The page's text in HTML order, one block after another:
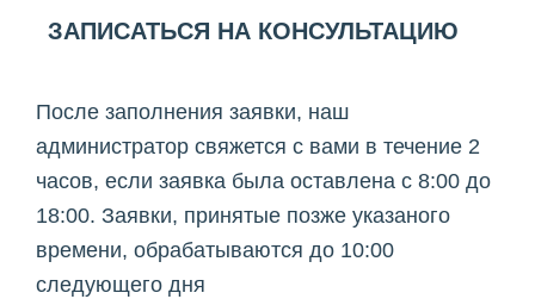
ЗАПИСАТЬСЯ НА КОНСУЛЬТАЦИЮ
После заполнения заявки, наш
администратор свяжется с вами в течение 2
часов, если заявка была оставлена с 8:00 до
18:00. Заявки, принятые позже указаного
времени, обрабатываются до 10:00
следующего дня